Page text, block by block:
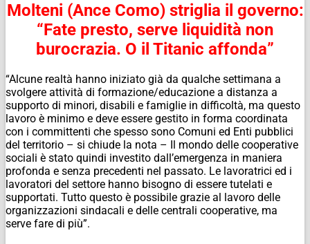
Molteni (Ance Como) striglia il governo:
“Fate presto, serve liquidità non
burocrazia. O il Titanic affonda”
“Alcune realtà hanno iniziato già da qualche settimana a
svolgere attività di formazione/educazione a distanza a
supporto di minori, disabili e famiglie in difficoltà, ma questo
lavoro è minimo e deve essere gestito in forma coordinata
con i committenti che spesso sono Comuni ed Enti pubblici
del territorio – si chiude la nota – Il mondo delle cooperative
sociali è stato quindi investito dall’emergenza in maniera
profonda e senza precedenti nel passato. Le lavoratrici ed i
lavoratori del settore hanno bisogno di essere tutelati e
supportati. Tutto questo è possibile grazie al lavoro delle
organizzazioni sindacali e delle centrali cooperative, ma
serve fare di più”.